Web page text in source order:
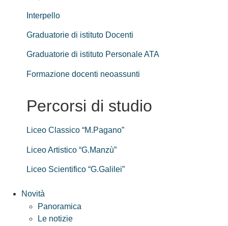
Interpello
Graduatorie di istituto Docenti
Graduatorie di istituto Personale ATA
Formazione docenti neoassunti
Percorsi di studio
Liceo Classico “M.Pagano”
Liceo Artistico “G.Manzù”
Liceo Scientifico “G.Galilei”
Novità
Panoramica
Le notizie